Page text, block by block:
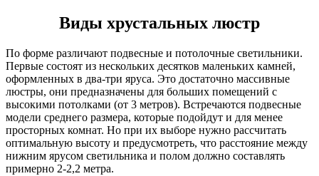
Виды хрустальных люстр
По форме различают подвесные и потолочные светильники.
Первые состоят из нескольких десятков маленьких камней,
оформленных в два-три яруса. Это достаточно массивные
люстры, они предназначены для больших помещений с
высокими потолками (от 3 метров). Встречаются подвесные
модели среднего размера, которые подойдут и для менее
просторных комнат. Но при их выборе нужно рассчитать
оптимальную высоту и предусмотреть, что расстояние между
нижним ярусом светильника и полом должно составлять
примерно 2-2,2 метра.